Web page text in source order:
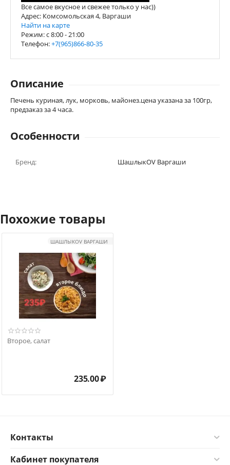
Все самое вкусное и свежее только у нас))
Адрес: Комсомольская 4, Варгаши
Найти на карте
Режим: c 8:00 - 21:00
Телефон:+7(965)866-80-35
Описание
Печень куриная, лук, морковь, майонез.цена указана за 100гр,
предзаказ за 4 часа.
Особенности
Бренд: ШашлыкOV Варгаши
Похожие товары
ШАШЛЫКOV ВАРГАШИ
Второе, салат
235.00₽
Контакты
Кабинет покупателя